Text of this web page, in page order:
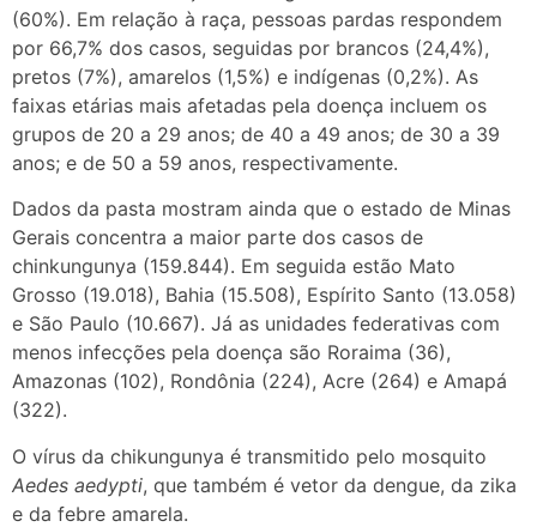
(60%). Em relação à raça, pessoas pardas respondem
por 66,7% dos casos, seguidas por brancos (24,4%),
pretos (7%), amarelos (1,5%) e indígenas (0,2%). As
faixas etárias mais afetadas pela doença incluem os
grupos de 20 a 29 anos; de 40 a 49 anos; de 30 a 39
anos; e de 50 a 59 anos, respectivamente.
Dados da pasta mostram ainda que o estado de Minas
Gerais concentra a maior parte dos casos de
chinkungunya (159.844). Em seguida estão Mato
Grosso (19.018), Bahia (15.508), Espírito Santo (13.058)
e São Paulo (10.667). Já as unidades federativas com
menos infecções pela doença são Roraima (36),
Amazonas (102), Rondônia (224), Acre (264) e Amapá
(322).
O vírus da chikungunya é transmitido pelo mosquito
Aedes aedypti, que também é vetor da dengue, da zika
e da febre amarela.